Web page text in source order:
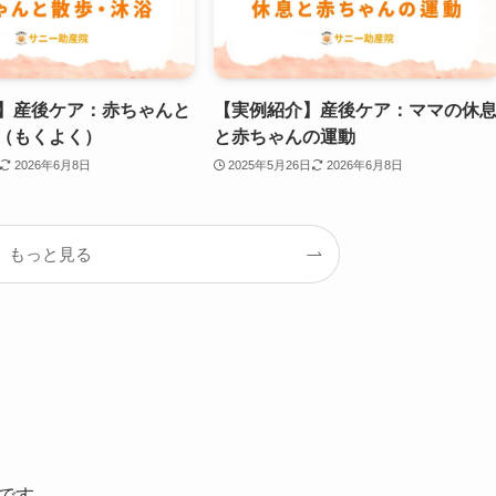
産後ケア：赤ちゃんと
もくよく）
2026年6月8日
【実例紹介】産後ケア：ママの休息
と赤ちゃんの運動
2025年5月26日 2026年6月8日
もっと見る